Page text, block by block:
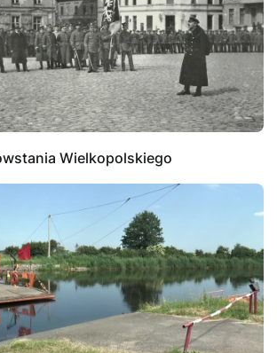
Wielkopolskiego